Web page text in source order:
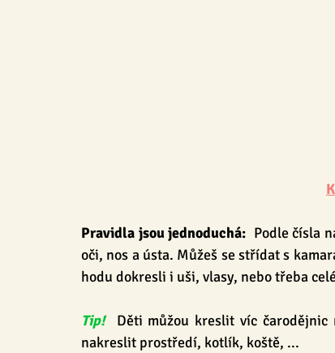
Pravidla jsou jednoduchá:
Podle čísla
oči, nos a ústa. Můžeš se střídat s
hodu dokresli i uši, vlasy, nebo třeba
Tip! Děti můžou kreslit víc
nakreslit prostředí, kotlík, koště, ...